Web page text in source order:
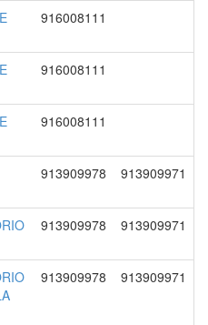
916008111
916008111
916008111
913909978 913909971
913909978 913909971
913909978 913909971